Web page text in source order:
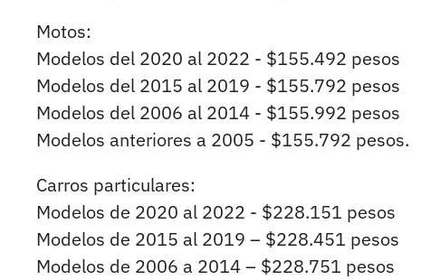
Motos:
Modelos del 2020 al 2022 - $155.492 pesos
Modelos del 2015 al 2019 - $155.792 pesos
Modelos del 2006 al 2014 - $155.992 pesos
Modelos anteriores a 2005 - $155.792 pesos.
Carros particulares:
Modelos de 2020 al 2022 - $228.151 pesos
Modelos de 2015 al 2019 – $228.451 pesos
Modelos de 2006 a 2014 – $228.751 pesos